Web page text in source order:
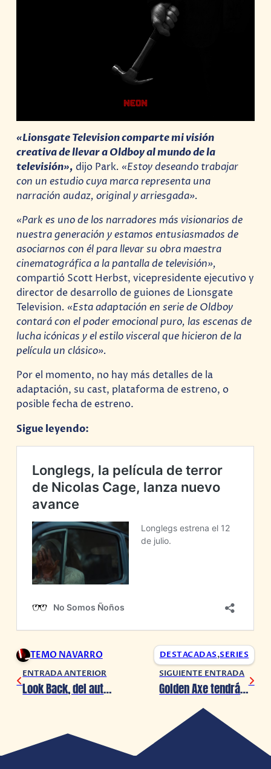
«Lionsgate Television comparte mi visión
creativa de llevar a Oldboy al mundo de la
televisión», dijo Park. «Estoy deseando trabajar
con un estudio cuya marca representa una
narración audaz, original y arriesgada».
«Park es uno de los narradores más visionarios de
nuestra generación y estamos entusiasmados de
asociarnos con él para llevar su obra maestra
cinematográfica a la pantalla de televisión»,
compartió Scott Herbst, vicepresidente ejecutivo y
director de desarrollo de guiones de Lionsgate
Television. «Esta adaptación en serie de Oldboy
contará con el poder emocional puro, las escenas de
lucha icónicas y el estilo visceral que hicieron de la
película un clásico».
Por el momento, no hay más detalles de la
adaptación, su cast, plataforma de estreno, o
posible fecha de estreno.
Sigue leyendo:
TEMO NAVARRO DESTACADAS,SERIES
ENTRADA ANTERIOR
Look Back, del autor de Chainsaw Man, lanza su primer avance
SIGUIENTE ENTRADA
Golden Axe tendrá una adaptación animada